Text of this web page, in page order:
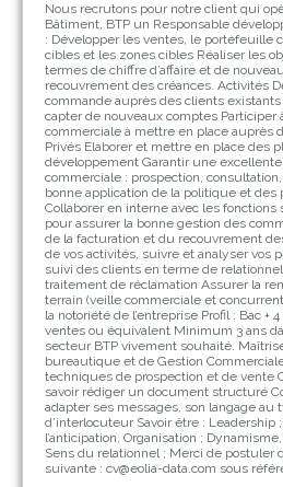
Nous recrutons pour notre client qui
Bâtiment, BTP un Responsable
: Développer les ventes, le portefeuille
cibles et les zones cibles Réaliser les
termes de chiffre d’affaire et de
recouvrement des créances. Activités
commande auprès des clients
capter de nouveaux comptes Participer
commerciale à mettre en place auprès
Privés Elaborer et mettre en place des
développement Garantir une
commerciale : prospection,
bonne application de la politique et des
Collaborer en interne avec les fonctions
pour assurer la bonne gestion des
de la facturation et du recouvrement
de vos activités, suivre et analyser vos
suivi des clients en terme de
traitement de réclamation Assurer la
terrain (veille commerciale et
la notoriété de l’entreprise Profil : Bac +
ventes ou équivalent Minimum 3 ans
secteur BTP vivement souhaité.
bureautique et de Gestion
techniques de prospection et de vente
savoir rédiger un document structuré
adapter ses messages, son langage au
d’interlocuteur Savoir être : Leadership
l’anticipation, Organisation ;
Sens du relationnel ; Merci de postuler
suivante : cv@eolia-data.com sous